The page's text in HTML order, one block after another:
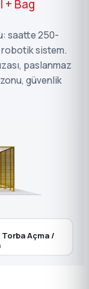
Bag
saatte 250-
sistem.
paslanmaz
güvenlik
Torba Açma /